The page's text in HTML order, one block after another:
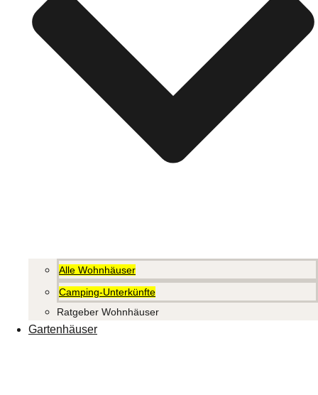
Alle Wohnhäuser
Camping-Unterkünfte
Ratgeber Wohnhäuser
Gartenhäuser